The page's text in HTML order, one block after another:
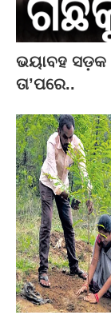
ଭୟାବହ ସଡ଼କ
ତା’ପରେ..